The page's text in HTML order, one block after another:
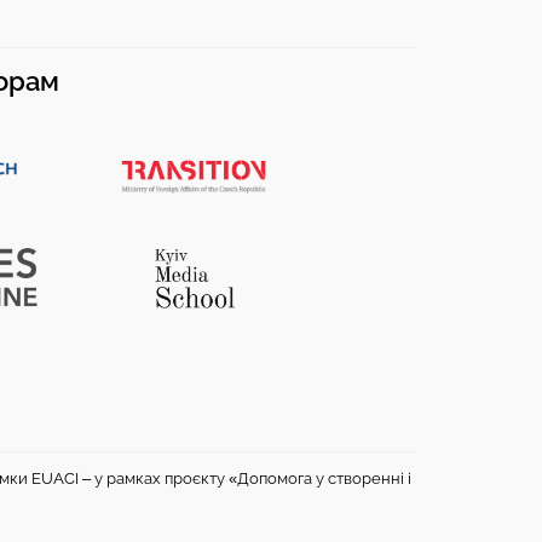
EUACI – у рамках проєкту «Допомога у створенні і